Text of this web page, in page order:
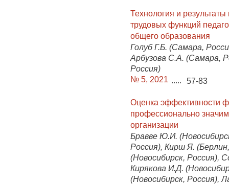
Технология и
трудовых функций
общего образования
Голуб Г.Б. (Самара,
Арбузова С.А. (Самара,
Россия)
№ 5, 2021 ..... 57-83
Оценка эффективности
профессионально
организации
Бравве Ю.И.
Россия), Кирш Я.
(Новосибирск, Россия),
Кирякова И.Д.
(Новосибирск, Россия),